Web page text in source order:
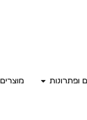
ופתרונות מוצרים